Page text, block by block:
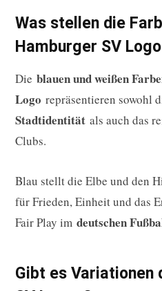
Was stellen die
Hamburger SV
Die blauen und weißen
Logo repräsentieren sowohl
Stadtidentität als auch das
Clubs.
Blau stellt die Elbe und den
für Frieden, Einheit und das
Fair Play im deutschen
Gibt es Variationen